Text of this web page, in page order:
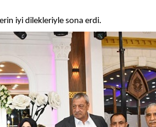
iyi dilekleriyle sona erdi.